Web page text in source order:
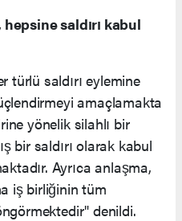
saldırı kabul
türlü saldırı eylemine
amaçlamakta
yönelik silahlı bir
bir saldırı olarak kabul
Ayrıca anlaşma,
iş birliğinin tüm
denildi.